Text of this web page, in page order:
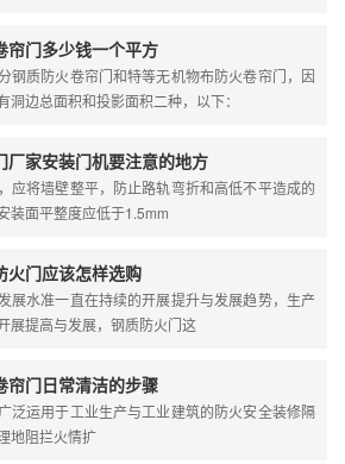
帘门多少钱一个平方
钢质防火卷帘门和特等无机物布防火卷帘门，因
洞边总面积和投影面积二种，以下：
厂家安装门机要注意的地方
应将墙壁整平，防止路轨弯折和高低不平造成的
装面平整度应低于1.5mm
火门应该怎样选购
展水准一直在持续的开展提升与发展趋势，生产
展提高与发展，钢质防火门这
帘门日常清洁的步骤
泛运用于工业生产与工业建筑的防火安全装修隔
地阻拦火情扩